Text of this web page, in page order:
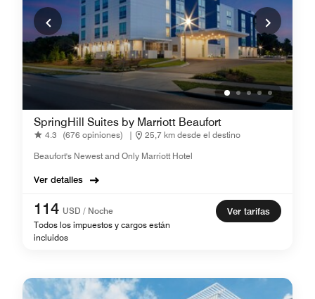
SpringHill Suites by Marriott Beaufort
4.3 (676 opiniones) |
25,7 km desde el destino
Beaufort's Newest and Only Marriott Hotel
Ver detalles
114 USD / Noche
Todos los impuestos y cargos están
incluidos
Ver tarifas